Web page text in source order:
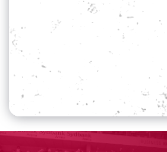
Sociale medier
Din profil